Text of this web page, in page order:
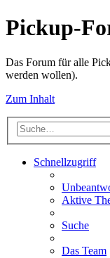
Pickup-
Das Forum für alle
werden wollen).
Zum Inhalt
Schnellzugriff
Aktive
Suche
Das Team